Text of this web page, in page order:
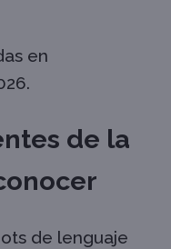
de la
de lenguaje